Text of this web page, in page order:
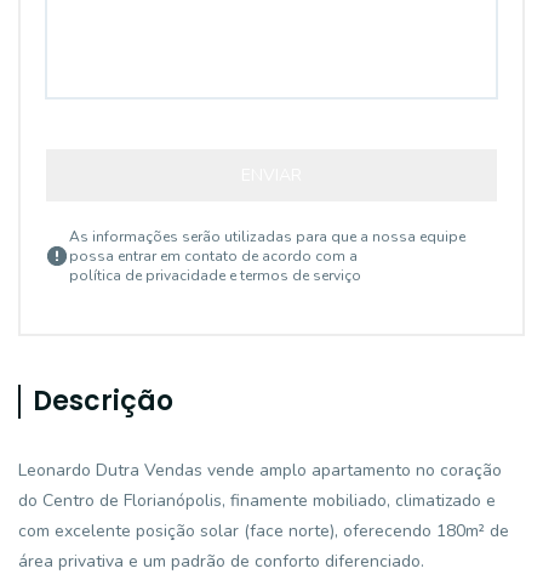
As informações serão utilizadas para que a nossa equipe
possa entrar em contato de acordo com a
política de privacidade e termos de serviço
Descrição
Leonardo Dutra Vendas vende amplo apartamento no coração
do Centro de Florianópolis, finamente mobiliado, climatizado e
com excelente posição solar (face norte), oferecendo 180m² de
área privativa e um padrão de conforto diferenciado.